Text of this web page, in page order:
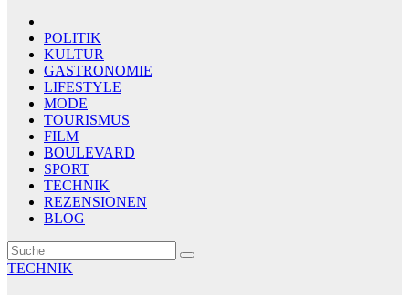
POLITIK
KULTUR
GASTRONOMIE
LIFESTYLE
MODE
TOURISMUS
FILM
BOULEVARD
SPORT
TECHNIK
REZENSIONEN
BLOG
TECHNIK